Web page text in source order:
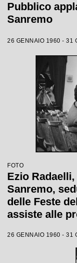
Pubblico
Sanremo
26 GENNAIO 1960 - 31
FOTO
Ezio
Sanremo,
delle Feste
assiste alle
26 GENNAIO 1960 - 31